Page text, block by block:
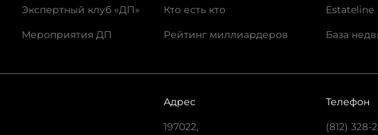
Экспертный клуб «ДП»
Мероприятия ДП
Кто есть кто
Рейтинг миллиардеров
Estateline
База
Адрес
197022,
Телефон
(812) 328-